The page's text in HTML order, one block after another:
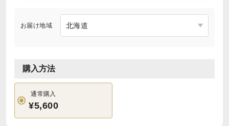
お届け地域
購入方法
通常購入
¥5,600